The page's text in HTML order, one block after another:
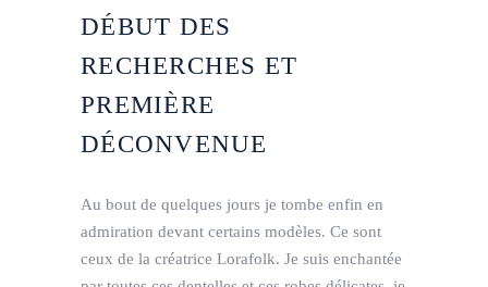
DÉBUT DES
RECHERCHES ET
PREMIÈRE
DÉCONVENUE
Au bout de quelques jours je tombe enfin en
admiration devant certains modèles. Ce sont
ceux de la créatrice Lorafolk. Je suis enchantée